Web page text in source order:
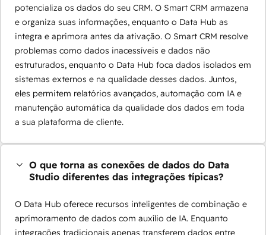
potencializa os dados do seu CRM. O Smart CRM armazena
e organiza suas informações, enquanto o Data Hub as
integra e aprimora antes da ativação. O Smart CRM resolve
problemas como dados inacessíveis e dados não
estruturados, enquanto o Data Hub foca dados isolados em
sistemas externos e na qualidade desses dados. Juntos,
eles permitem relatórios avançados, automação com IA e
manutenção automática da qualidade dos dados em toda
a sua plataforma de cliente.
O que torna as conexões de dados do Data
Studio diferentes das integrações típicas?
O Data Hub oferece recursos inteligentes de combinação e
aprimoramento de dados com auxílio de IA. Enquanto
integrações tradicionais apenas transferem dados entre